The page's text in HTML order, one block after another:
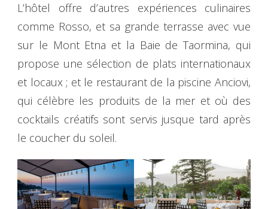
L’hôtel offre d’autres expériences culinaires
comme Rosso, et sa grande terrasse avec vue
sur le Mont Etna et la Baie de Taormina, qui
propose une sélection de plats internationaux
et locaux ; et le restaurant de la piscine Anciovi,
qui célèbre les produits de la mer et où des
cocktails créatifs sont servis jusque tard après
le coucher du soleil.